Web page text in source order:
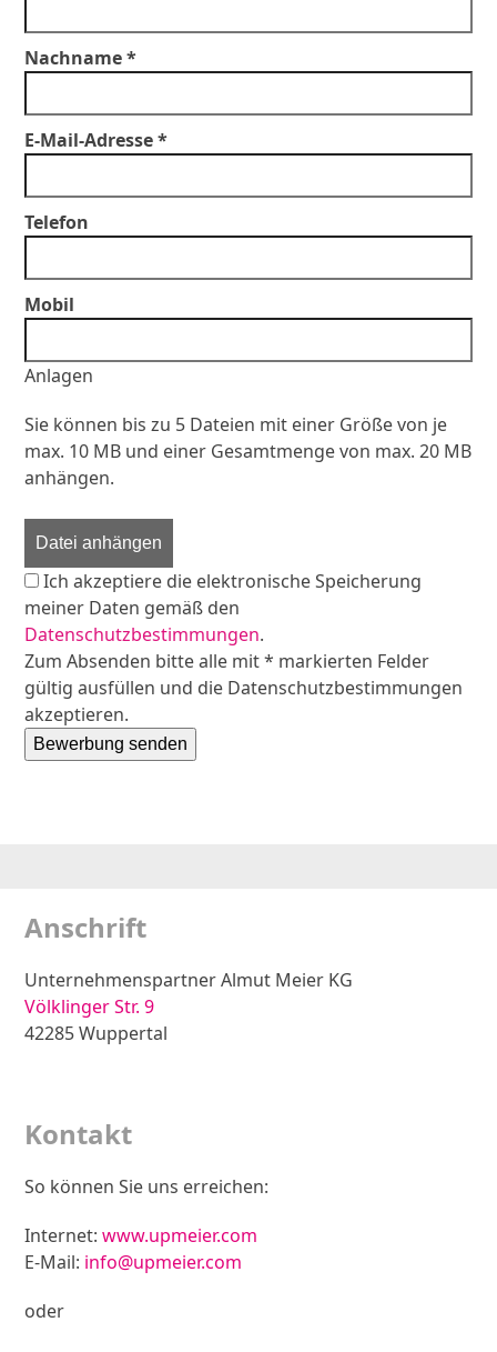
Nachname *
E-Mail-Adresse *
Telefon
Mobil
Anlagen
Sie können bis zu 5 Dateien mit einer Größe von je
max. 10 MB und einer Gesamtmenge von max. 20 MB
anhängen.
Datei anhängen
Ich akzeptiere die elektronische Speicherung
meiner Daten gemäß den
Datenschutzbestimmungen.
Zum Absenden bitte alle mit * markierten Felder
gültig ausfüllen und die Datenschutzbestimmungen
akzeptieren.
Bewerbung senden
Anschrift
Unternehmenspartner Almut Meier KG
Völklinger Str. 9
42285 Wuppertal
Kontakt
So können Sie uns erreichen:
Internet:www.upmeier.com
E-Mail: info@upmeier.com
oder